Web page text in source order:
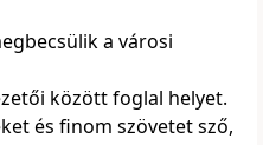
a városi
között foglal helyet.
és finom szövetet sző,